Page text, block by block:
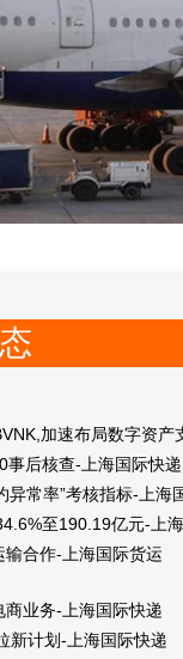
加速布局数字资产
事后核查-上海国际快递
异常率”考核指标-上海
至190.19亿元-上
合作-上海国际货运
业务-上海国际快递
新计划-上海国际快递